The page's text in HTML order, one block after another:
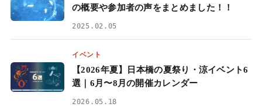
の概要や参加者の声をまとめました！！
2025.02.05
イベント
【2026年夏】日本橋の夏祭り・涼イベント6
選｜6月〜8月の開催カレンダー
2026.05.18